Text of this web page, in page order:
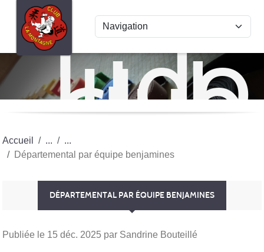
Judo
club
La
Accueil
Départemental par équipe benjamines
DÉPARTEMENTAL PAR ÉQUIPE BENJAMINES
Publiée le 15 déc. 2025 par Sandrine Bouteillé
Panneau de gestion des cookies